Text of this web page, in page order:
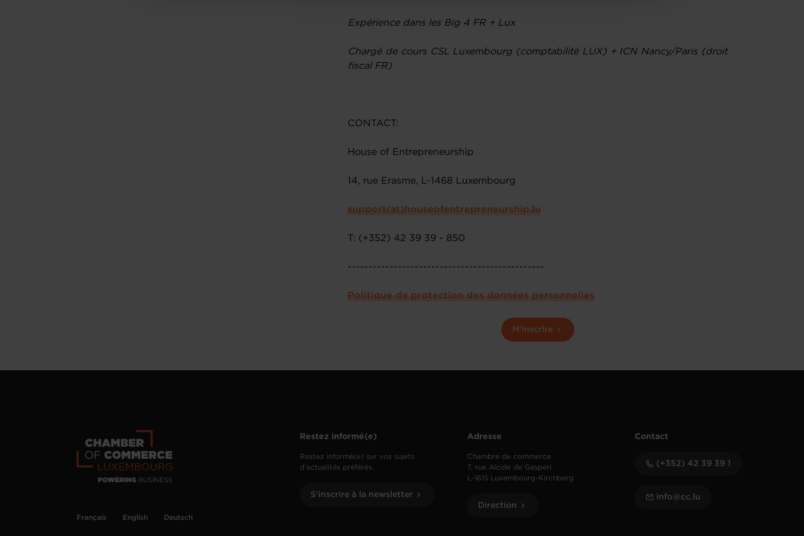
Expérience dans les Big 4 FR + Lux
Chargé de cours CSL Luxembourg (comptabilité LUX) + ICN Nancy/Paris (droit
fiscal FR)
CONTACT:
House of Entrepreneurship
14, rue Erasme, L-1468 Luxembourg
support(at)houseofentrepreneurship.lu
T: (+352) 42 39 39 - 850
-----------------------------------------------
Politique de protection des données personnelles
M'inscrire
Français English Deutsch
Restez informé(e)
Restez informé(e) sur vos sujets
d’actualités préférés.
S'inscrire à la newsletter
Adresse
Chambre de commerce
7, rue Alcide de Gasperi
L-1615 Luxembourg-Kirchberg
Direction
Contact
(+352) 42 39 39 1
info@cc.lu